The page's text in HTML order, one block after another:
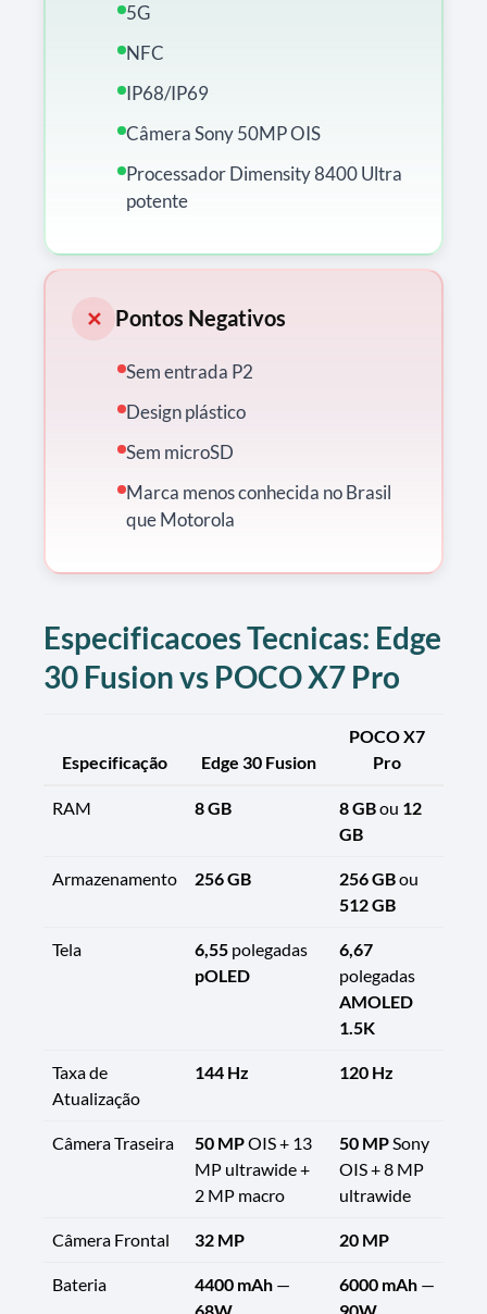
5G
NFC
IP68/IP69
Câmera Sony 50MP OIS
Processador Dimensity 8400 Ultra
potente
✕ Pontos Negativos
Sem entrada P2
Design plástico
Sem microSD
Marca menos conhecida no Brasil
que Motorola
Especificacoes Tecnicas: Edge
30 Fusion vs POCO X7 Pro
Especificação Edge 30 Fusion
POCO X7
Pro
RAM 8 GB 8 GBou 12
GB
Armazenamento 256 GB 256 GBou
512 GB
Tela 6,55 polegadas
pOLED
6,67
polegadas
AMOLED
1.5K
Taxa de
Atualização
144 Hz 120 Hz
Câmera Traseira 50 MPOIS + 13
MP ultrawide +
2 MP macro
50 MPSony
OIS + 8 MP
ultrawide
Câmera Frontal 32 MP 20 MP
Bateria 4400 mAh —
6000 mAh —